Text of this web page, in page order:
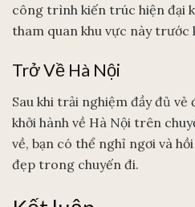
công trình kiến trúc hiện đại
tham quan khu vực này trước
Trở Về Hà Nội
Sau khi trải nghiệm đầy đủ vẻ
khởi hành về Hà Nội trên
về, bạn có thể nghỉ ngơi và
đẹp trong chuyến đi.